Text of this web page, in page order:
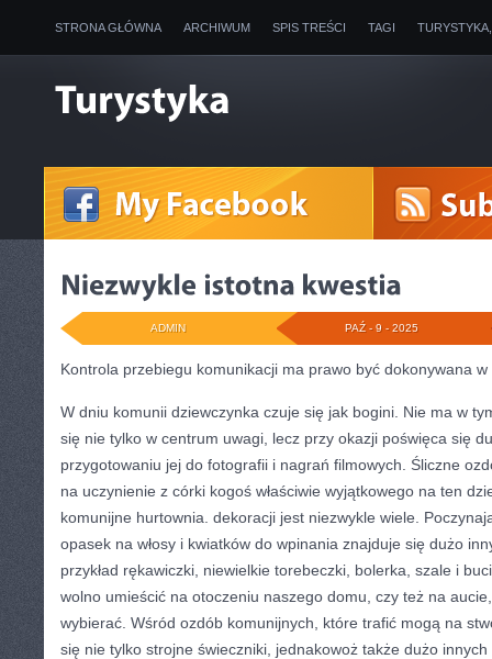
STRONA GŁÓWNA ARCHIWUM SPIS TREŚCI TAGI
PAŹ - 9 - 2025
ADMIN
Kontrola przebiegu komunikacji ma prawo być dokonywana
W dniu komunii dziewczynka czuje się jak bogini. Nie ma w
się nie tylko w centrum uwagi, lecz przy okazji poświęca się
przygotowaniu jej do fotografii i nagrań filmowych. Śliczne
na uczynienie z córki kogoś właściwie wyjątkowego na ten
komunijne hurtownia. dekoracji jest niezwykle wiele.
opasek na włosy i kwiatków do wpinania znajduje się dużo
przykład rękawiczki, niewielkie torebeczki, bolerka, szale i
wolno umieścić na otoczeniu naszego domu, czy też na
wybierać. Wśród ozdób komunijnych, które trafić mogą na
się nie tylko strojne świeczniki, jednakowoż także dużo innych